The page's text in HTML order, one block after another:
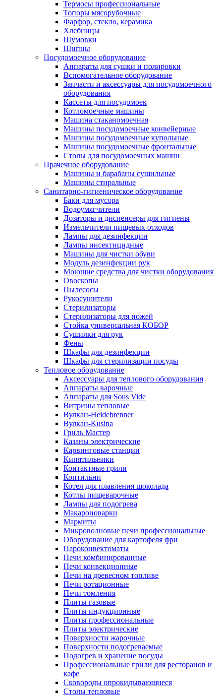
Термосы профессиональные
Топоры мясорубочные
Фарфор, стекло, керамика
Хлебницы
Шумовки
Щипцы
Посудомоечное оборудование
Аппараты для сушки и полировки
Вспомогательное оборудование
Запчасти и аксессуары для посудомоечного
оборудования
Кассеты для посудомоек
Котломоечные машины
Машина стаканомоечная
Машины посудомоечные конвейерные
Машины посудомоечные купольные
Машины посудомоечные фронтальные
Столы для посудомоечных машин
Прачечное оборудование
Машины и барабаны сушильные
Машины стиральные
Санитарно-гигиеническое оборудование
Баки для мусора
Водоумягчители
Дозаторы и диспенсеры для гигиены
Измельчители пищевых отходов
Лампы для дезинфекции
Лампы инсектицидные
Машины для чистки обуви
Модуль дезинфекции рук
Моющие средства для чистки оборудования
Овоскопы
Пылесосы
Рукосушители
Стерилизаторы
Стерилизаторы для ножей
Стойка универсальная КОБОР
Сушилки для рук
Фены
Шкафы для дезинфекции
Шкафы для стерилизации посуды
Тепловое оборудование
Аксессуары для теплового оборудования
Аппараты варочные
Аппараты для Sous Vide
Витрины тепловые
Вулкан-Heidebrenner
Вулкан-Kusina
Гриль Мастер
Казаны электрические
Карвинговые станции
Кипятильники
Контактные грили
Коптильни
Котел для плавления шоколада
Котлы пищеварочные
Лампы для подогрева
Макароноварки
Мармиты
Микроволновые печи профессиональные
Оборудование для картофеля фри
Пароконвектоматы
Печи комбинированные
Печи конвекционные
Печи на древесном топливе
Печи ротационные
Печи томления
Плиты газовые
Плиты индукционные
Плиты профессиональные
Плиты электрические
Поверхности жарочные
Поверхности подогреваемые
Подогрев и хранение посуды
Профессиональные грили для ресторанов и
кафе
Сковороды опрокидывающиеся
Столы тепловые